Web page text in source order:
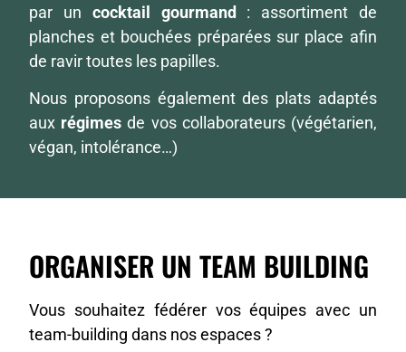
par un cocktail gourmand
: assortiment de
planches et bouchées préparées sur place afin
de ravir toutes les papilles.
Nous proposons également des plats adaptés
aux régimes de vos collaborateurs (végétarien,
végan, intolérance…)
ORGANISER UN TEAM BUILDING
Vous souhaitez fédérer vos équipes avec un
team-building dans nos espaces ?